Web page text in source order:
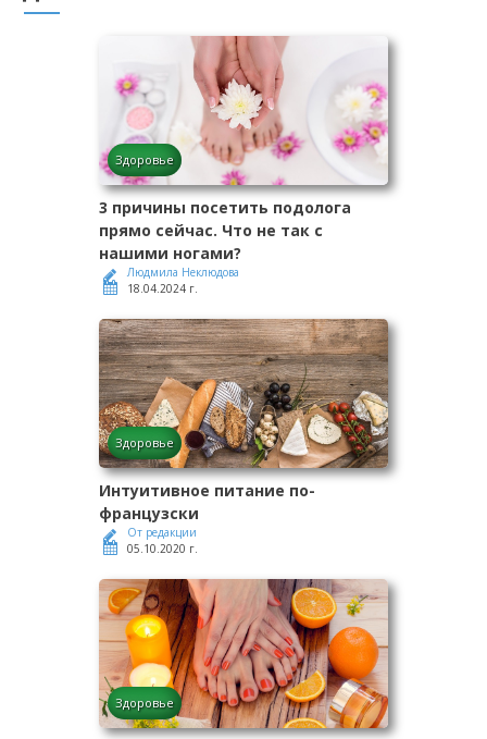
Здоровье
3 причины посетить подолога
прямо сейчас. Что не так с
нашими ногами?
Людмила Неклюдова
18.04.2024 г.
Здоровье
Интуитивное питание по-
французски
От редакции
05.10.2020 г.
Здоровье